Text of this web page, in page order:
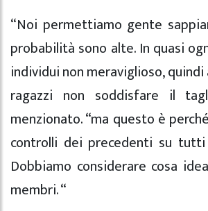
“Noi permettiamo gente
probabilità sono alte. In quasi
individui non meraviglioso,
ragazzi non soddisfare il
menzionato. “ma questo è
controlli dei precedenti su
Dobbiamo considerare cosa
membri. “